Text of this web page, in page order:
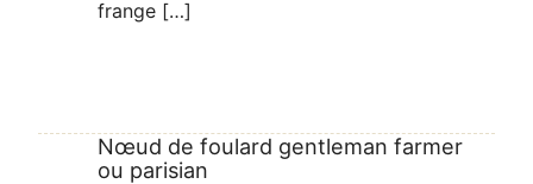
frange […]
Nœud de foulard gentleman farmer
ou parisian